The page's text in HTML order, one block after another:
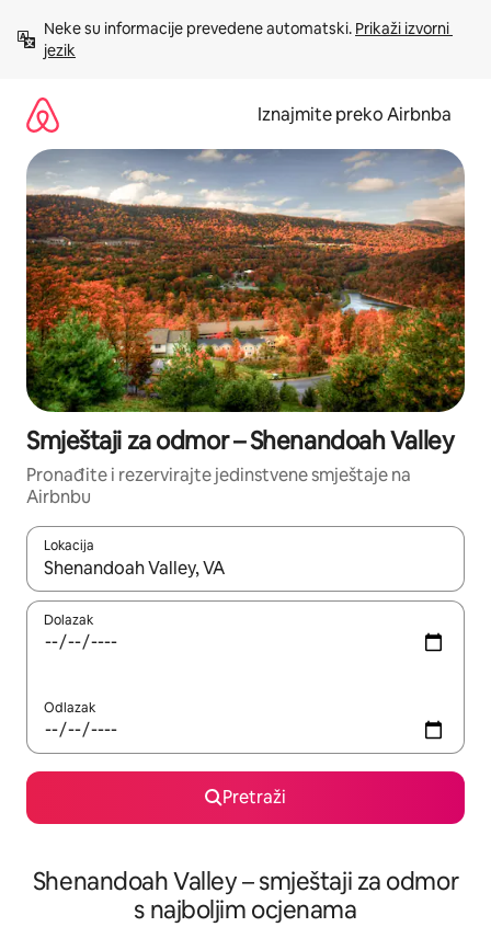
sadržaj
Neke su informacije prevedene automatski. Prikaži izvorni
jezik
Iznajmite preko Airbnba
Smještaji za odmor – Shenandoah Valley
Pronađite i rezervirajte jedinstvene smještaje na
Airbnbu
Lokacija
Kada budu dostupni rezultati, moći ćete ih pregledati
Dolazak
Odlazak
Pretraži
Shenandoah Valley – smještaji za odmor
s najboljim ocjenama